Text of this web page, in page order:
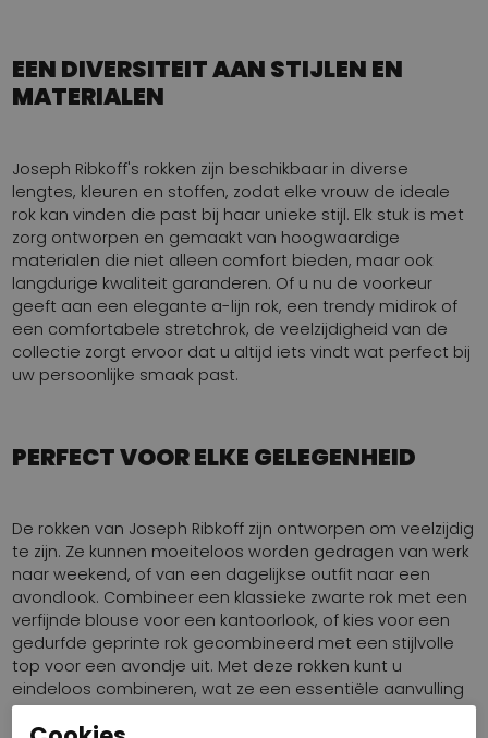
EEN DIVERSITEIT AAN STIJLEN EN
MATERIALEN
Joseph Ribkoff's rokken zijn beschikbaar in diverse
lengtes, kleuren en stoffen, zodat elke vrouw de ideale
rok kan vinden die past bij haar unieke stijl. Elk stuk is met
zorg ontworpen en gemaakt van hoogwaardige
materialen die niet alleen comfort bieden, maar ook
langdurige kwaliteit garanderen. Of u nu de voorkeur
geeft aan een elegante a-lijn rok, een trendy midirok of
een comfortabele stretchrok, de veelzijdigheid van de
collectie zorgt ervoor dat u altijd iets vindt wat perfect bij
uw persoonlijke smaak past.
PERFECT VOOR ELKE GELEGENHEID
De rokken van Joseph Ribkoff zijn ontworpen om veelzijdig
te zijn. Ze kunnen moeiteloos worden gedragen van werk
naar weekend, of van een dagelijkse outfit naar een
avondlook. Combineer een klassieke zwarte rok met een
verfijnde blouse voor een kantoorlook, of kies voor een
gedurfde geprinte rok gecombineerd met een stijlvolle
top voor een avondje uit. Met deze rokken kunt u
eindeloos combineren, wat ze een essentiële aanvulling
op uw kledingkast maakt.